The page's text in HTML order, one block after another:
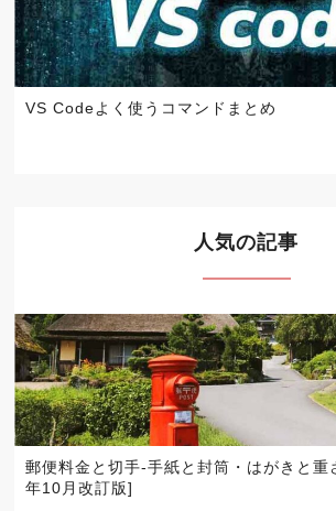
VS Codeよく使うコマンドまとめ
人気の記事
郵便料金と切手-手紙と封筒・はがきと
年10月改訂版]